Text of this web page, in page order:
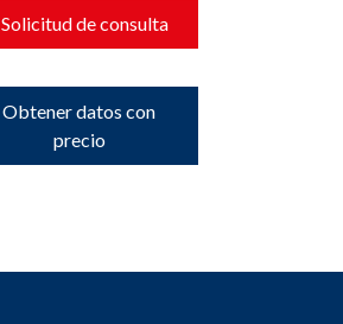
Solicitud de consulta
Obtener datos con
precio